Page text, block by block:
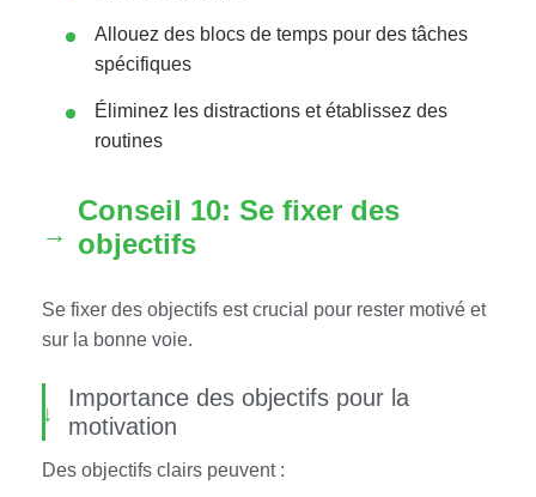
Allouez des blocs de temps pour des tâches
spécifiques
Éliminez les distractions et établissez des
routines
Conseil 10: Se fixer des
objectifs
Se fixer des objectifs est crucial pour rester motivé et
sur la bonne voie.
Importance des objectifs pour la
motivation
Des objectifs clairs peuvent :